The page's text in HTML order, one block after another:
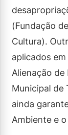
(Fundação
Cultura).
aplicados
Alienação
Municipal de
ainda
Ambiente e